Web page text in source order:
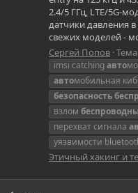
2.4/5 ГГц, LTE/5G-
датчики давления
свежих моделей -
Сергей Попов Тема
imsi catchingавто
автомобильная
безопасность
взлом
перехват сигнала
уязвимости
Этичный хакинг и